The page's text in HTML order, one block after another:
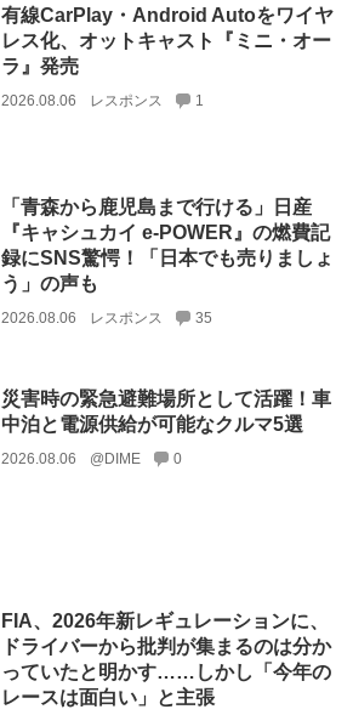
有線CarPlay・Android Autoをワイヤ
レス化、オットキャスト『ミニ・オー
ラ』発売
2026.08.06 レスポンス 1
「青森から鹿児島まで行ける」日産
『キャシュカイ e-POWER』の燃費記
録にSNS驚愕！「日本でも売りましょ
う」の声も
2026.08.06 レスポンス 35
災害時の緊急避難場所として活躍！車
中泊と電源供給が可能なクルマ5選
2026.08.06 @DIME 0
FIA、2026年新レギュレーションに、
ドライバーから批判が集まるのは分か
っていたと明かす……しかし「今年の
レースは面白い」と主張